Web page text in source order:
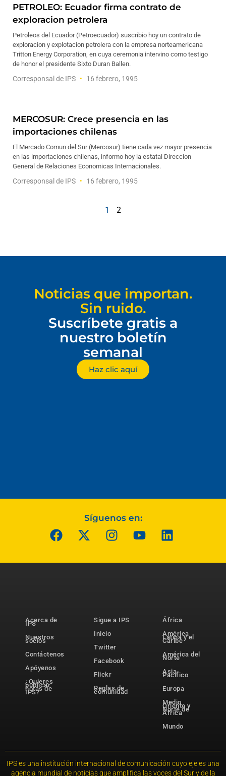
PETROLEO: Ecuador firma contrato de
exploracion petrolera
Petroleos del Ecuador (Petroecuador) suscribio hoy un contrato de
exploracion y explotacion petrolera con la empresa norteamericana
Tritton Energy Corporation, en cuya ceremonia intervino como testigo
de honor el presidente Sixto Duran Ballen.
Corresponsal de IPS 16 febrero, 1995
MERCOSUR: Crece presencia en las
importaciones chilenas
El Mercado Comun del Sur (Mercosur) tiene cada vez mayor presencia
en las importaciones chilenas, informo hoy la estatal Direccion
General de Relaciones Economicas Internacionales.
Corresponsal de IPS 16 febrero, 1995
1 2
Noticias que importan.
Sin ruido.
Suscríbete gratis a
nuestro boletín
semanal
Haz clic aquí
Síguenos en:
Acerca de
IPS
Nuestros
socios
Contáctenos
Apóyenos
¿Quieres
publicar
notas de
IPS?
Sigue a IPS
Inicio
Twitter
Facebook
Flickr
Reglas de
comunidad
África
América
Latina y el
Caribe
América del
Norte
Asia-
Pacífico
Europa
Medio
Oriente y
Norte de
África
Mundo
IPS es una institución internacional de comunicación cuyo eje es una
agencia mundial de noticias que amplifica las voces del Sur y de la